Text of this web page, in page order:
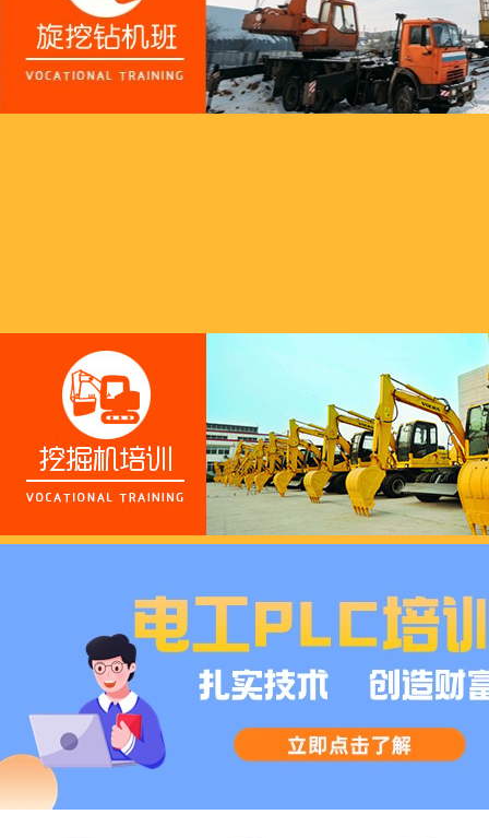
浓浓端午情，欢乐“粽
这个春天，以爱之名，
跟“emo”说拜拜！
浓浓端午情，欢乐“粽
这个春天，以爱之名，